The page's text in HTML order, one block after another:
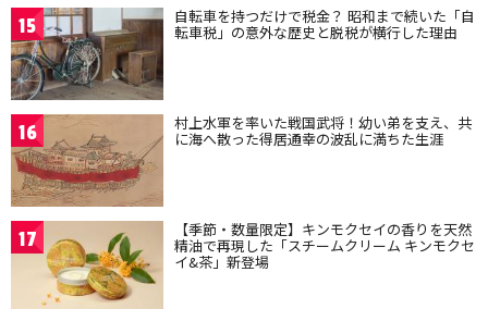
15 自転車を持つだけで税金？ 昭和まで続いた「自
転車税」の意外な歴史と脱税が横行した理由
16 村上水軍を率いた戦国武将！幼い弟を支え、共
に海へ散った得居通幸の波乱に満ちた生涯
17 【季節・数量限定】キンモクセイの香りを天然
精油で再現した「スチームクリーム キンモクセ
イ&茶」新登場